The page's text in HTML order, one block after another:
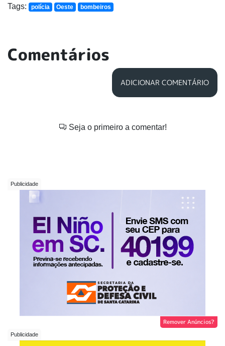
Tags: polícia Oeste bombeiros
Comentários
ADICIONAR COMENTÁRIO
Seja o primeiro a comentar!
Remover Anúncios?